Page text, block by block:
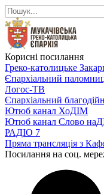
Корисні посилання
Греко-католицьке
Єпархіальний
Логос-ТВ
Єпархіальний
Ютюб канал ХоДІМ
Ютюб канал Слово
РАДІО 7
Пряма трансляція з
Посилання на соц.